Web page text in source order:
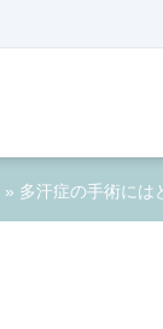
» 多汗症の手術には